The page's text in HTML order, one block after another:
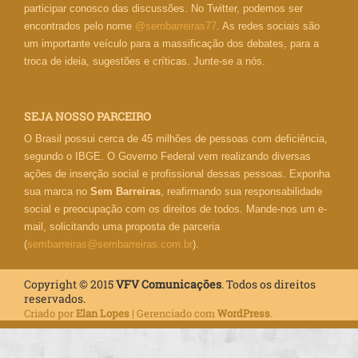
participar conosco das discussões. No Twitter, podemos ser
encontrados pelo nome @sembarreiras77. As redes sociais são
um importante veículo para a massificação dos debates, para a
troca de ideia, sugestões e críticas. Junte-se a nós.
SEJA NOSSO PARCEIRO
O Brasil possui cerca de 45 milhões de pessoas com deficiência,
segundo o IBGE. O Governo Federal vem realizando diversas
ações de inserção social e profissional dessas pessoas. Exponha
sua marca no Sem Barreiras, reafirmando sua responsabilidade
social e preocupação com os direitos de todos. Mande-nos um e-
mail, solicitando uma proposta de parceria
(sembarreiras@sembarreiras.com.br).
Copyright © 2015VFV Comunicações. Todos os direitos
reservados.
Criado porElan Lopes | Gerenciado comWordPress.